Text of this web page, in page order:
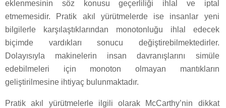
eklenmesinin söz konusu geçerliliği ihlal ve iptal
etmemesidir. Pratik akıl yürütmelerde ise insanlar yeni
bilgilerle karşılaştıklarından monotonluğu ihlal edecek
biçimde vardıkları sonucu değiştirebilmektedirler.
Dolayısıyla makinelerin insan davranışlarını simüle
edebilmeleri için monoton olmayan mantıkların
geliştirilmesine ihtiyaç bulunmaktadır.
Pratik akıl yürütmelerle ilgili olarak McCarthy’nin dikkat